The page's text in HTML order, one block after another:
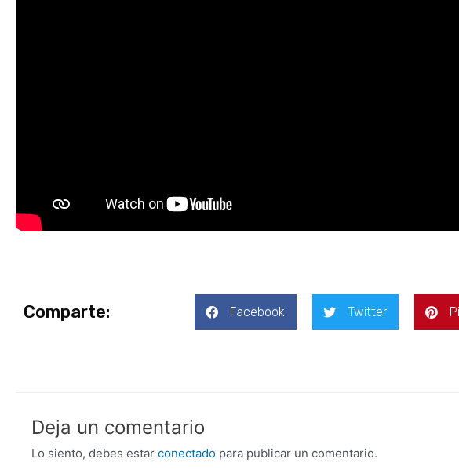
Comparte: Facebook Twitter
Deja un comentario
Lo siento, debes estar conectado para publicar un comentario.